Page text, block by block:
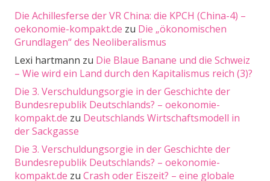
Die Achillesferse der VR China: die KPCH (China-4) –
oekonomie-kompakt.de zu Die „ökonomischen
Grundlagen“ des Neoliberalismus
Lexi hartmann zu Die Blaue Banane und die Schweiz
– Wie wird ein Land durch den Kapitalismus reich (3)?
Die 3. Verschuldungsorgie in der Geschichte der
Bundesrepublik Deutschlands? – oekonomie-
kompakt.de zu Deutschlands Wirtschaftsmodell in
der Sackgasse
Die 3. Verschuldungsorgie in der Geschichte der
Bundesrepublik Deutschlands? – oekonomie-
kompakt.de zu Crash oder Eiszeit? – eine globale